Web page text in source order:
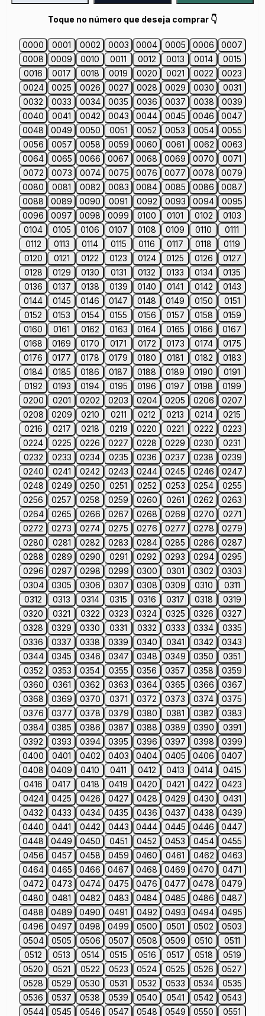
Toque no número que deseja comprar 👇
0000 0001 0002 0003 0004 0005 0006
0007
0008
0009 0010 0011 0012 0013 0014
0015
0016
0017 0018 0019 0020 0021 0022
0023
0024
0025 0026 0027 0028 0029 0030
0031
0032
0033 0034 0035 0036 0037 0038
0039
0040
0041 0042 0043 0044 0045 0046
0047
0048
0049 0050 0051 0052 0053 0054
0055
0056
0057 0058 0059 0060 0061 0062
0063
0064
0065 0066 0067 0068 0069 0070
0071
0072
0073 0074 0075 0076 0077 0078
0079
0080
0081 0082 0083 0084 0085 0086
0087
0088
0089 0090 0091 0092 0093 0094
0095
0096
0097 0098 0099 0100 0101 0102
0103
0104
0105 0106 0107 0108 0109 0110
0111
0112
0113 0114 0115 0116 0117 0118
0119
0120
0121 0122 0123 0124 0125 0126
0127
0128
0129 0130 0131 0132 0133 0134
0135
0136
0137 0138 0139 0140 0141 0142
0143
0144
0145 0146 0147 0148 0149 0150
0151
0152
0153 0154 0155 0156 0157 0158
0159
0160
0161 0162 0163 0164 0165 0166
0167
0168
0169 0170 0171 0172 0173 0174
0175
0176
0177 0178 0179 0180 0181 0182
0183
0184
0185 0186 0187 0188 0189 0190
0191
0192
0193 0194 0195 0196 0197 0198
0199
0200
0201 0202 0203 0204 0205 0206
0207
0208
0209 0210 0211 0212 0213 0214
0215
0216
0217 0218 0219 0220 0221 0222
0223
0224
0225 0226 0227 0228 0229 0230
0231
0232
0233 0234 0235 0236 0237 0238
0239
0240
0241 0242 0243 0244 0245 0246
0247
0248
0249 0250 0251 0252 0253 0254
0255
0256
0257 0258 0259 0260 0261 0262
0263
0264
0265 0266 0267 0268 0269 0270
0271
0272
0273 0274 0275 0276 0277 0278
0279
0280
0281 0282 0283 0284 0285 0286
0287
0288
0289 0290 0291 0292 0293 0294
0295
0296
0297 0298 0299 0300 0301 0302
0303
0304
0305 0306 0307 0308 0309 0310
0311
0312
0313 0314 0315 0316 0317 0318
0319
0320
0321 0322 0323 0324 0325 0326
0327
0328
0329 0330 0331 0332 0333 0334
0335
0336
0337 0338 0339 0340 0341 0342
0343
0344
0345 0346 0347 0348 0349 0350
0351
0352
0353 0354 0355 0356 0357 0358
0359
0360
0361 0362 0363 0364 0365 0366
0367
0368
0369 0370 0371 0372 0373 0374
0375
0376
0377 0378 0379 0380 0381 0382
0383
0384
0385 0386 0387 0388 0389 0390
0391
0392
0393 0394 0395 0396 0397 0398
0399
0400
0401 0402 0403 0404 0405 0406
0407
0408
0409 0410 0411 0412 0413 0414
0415
0416
0417 0418 0419 0420 0421 0422
0423
0424
0425 0426 0427 0428 0429 0430
0431
0432
0433 0434 0435 0436 0437 0438
0439
0440
0441 0442 0443 0444 0445 0446
0447
0448
0449 0450 0451 0452 0453 0454
0455
0456
0457 0458 0459 0460 0461 0462
0463
0464
0465 0466 0467 0468 0469 0470
0471
0472
0473 0474 0475 0476 0477 0478
0479
0480
0481 0482 0483 0484 0485 0486
0487
0488
0489 0490 0491 0492 0493 0494
0495
0496
0497 0498 0499 0500 0501 0502
0503
0504
0505 0506 0507 0508 0509 0510
0511
0512
0513 0514 0515 0516 0517 0518
0519
0520
0521 0522 0523 0524 0525 0526
0527
0528
0529 0530 0531 0532 0533 0534
0535
0536
0537 0538 0539 0540 0541 0542
0543
0544
0545 0546 0547 0548 0549 0550 0551